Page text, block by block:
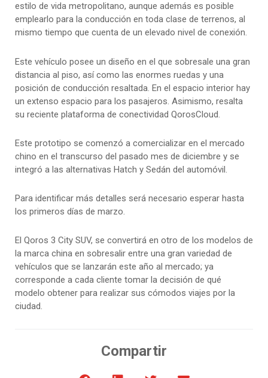
estilo de vida metropolitano, aunque además es posible
emplearlo para la conducción en toda clase de terrenos, al
mismo tiempo que cuenta de un elevado nivel de conexión.
Este vehículo posee un diseño en el que sobresale una gran
distancia al piso, así como las enormes ruedas y una
posición de conducción resaltada. En el espacio interior hay
un extenso espacio para los pasajeros. Asimismo, resalta
su reciente plataforma de conectividad QorosCloud.
Este prototipo se comenzó a comercializar en el mercado
chino en el transcurso del pasado mes de diciembre y se
integró a las alternativas Hatch y Sedán del automóvil.
Para identificar más detalles será necesario esperar hasta
los primeros días de marzo.
El Qoros 3 City SUV, se convertirá en otro de los modelos de
la marca china en sobresalir entre una gran variedad de
vehículos que se lanzarán este año al mercado; ya
corresponde a cada cliente tomar la decisión de qué
modelo obtener para realizar sus cómodos viajes por la
ciudad.
Compartir